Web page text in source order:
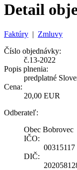
Detail
Faktúry | Zmluvy
Číslo objednávky:
č.13-2022
Popis plnenia:
predplatné
Cena:
20,00 EUR
Odberateľ:
Obec Bobrovec
IČO:
00315117
DIČ: